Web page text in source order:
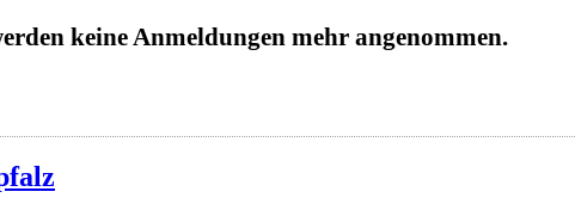
keine Anmeldungen mehr angenommen.